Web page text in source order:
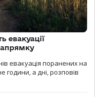
евакуації
евакуація поранених на
години, а дні, розповів